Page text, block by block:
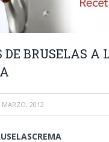
DE BRUSELAS A
MARZO, 2012